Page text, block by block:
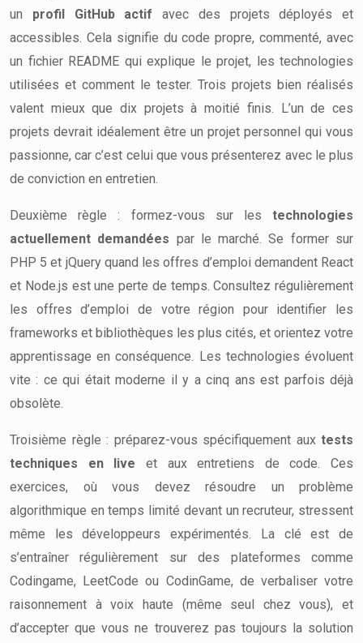
un profil GitHub actif avec des projets déployés et
accessibles. Cela signifie du code propre, commenté, avec
un fichier README qui explique le projet, les technologies
utilisées et comment le tester. Trois projets bien réalisés
valent mieux que dix projets à moitié finis. L’un de ces
projets devrait idéalement être un projet personnel qui vous
passionne, car c’est celui que vous présenterez avec le plus
de conviction en entretien.
Deuxième règle : formez-vous sur les technologies
actuellement demandées par le marché. Se former sur
PHP 5 et jQuery quand les offres d’emploi demandent React
et Node.js est une perte de temps. Consultez régulièrement
les offres d’emploi de votre région pour identifier les
frameworks et bibliothèques les plus cités, et orientez votre
apprentissage en conséquence. Les technologies évoluent
vite : ce qui était moderne il y a cinq ans est parfois déjà
obsolète.
Troisième règle : préparez-vous spécifiquement aux tests
techniques en live et aux entretiens de code. Ces
exercices, où vous devez résoudre un problème
algorithmique en temps limité devant un recruteur, stressent
même les développeurs expérimentés. La clé est de
s’entraîner régulièrement sur des plateformes comme
Codingame, LeetCode ou CodinGame, de verbaliser votre
raisonnement à voix haute (même seul chez vous), et
d’accepter que vous ne trouverez pas toujours la solution